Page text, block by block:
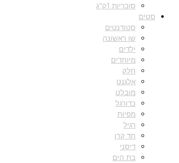
סוכריות 1ק"ג
סטים
סטודנטים
שן ראשונה
ילדים
מיוחדים
חלק
אלגנט
מובלט
כדורגל
מפיות
רגיל
חד קרן
דיסני
בת הים